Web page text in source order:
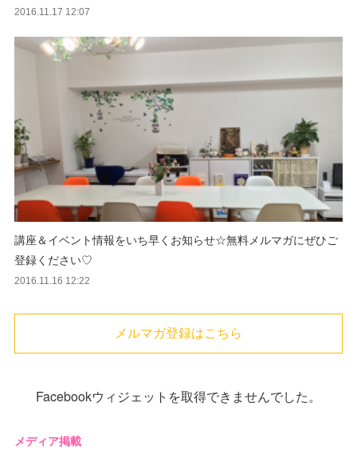
2016.11.17 12:07
講座＆イベント情報をいち早くお知らせ☆無料メルマガにぜひご
登録ください♡
2016.11.16 12:22
メルマガ登録はこちら
Facebookウィジェットを取得できませんでした。
メディア掲載